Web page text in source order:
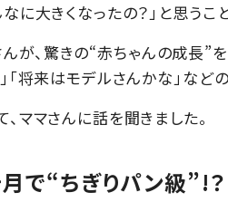
に大きくなったの？」と思うこ
が、驚きの“赤ちゃんの成長”
「将来はモデルさんかな」など
ママさんに話を聞きました。
で“ちぎりパン級”!？